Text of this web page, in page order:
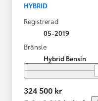
HYBRID
Registrerad
05-2019
Bränsle
Hybrid Bensin
324 500 kr